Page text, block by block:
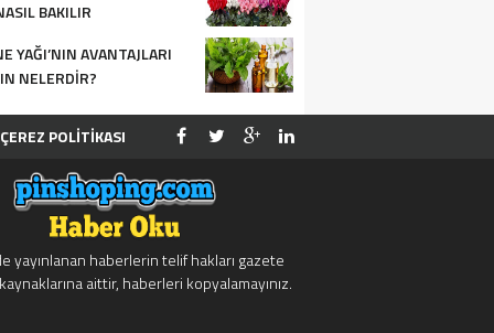
BAKILIR
YAĞI’NIN AVANTAJLARI
NELERDIR?
ÇEREZ POLİTİKASI
yayınlanan haberlerin telif hakları gazete
aittir, haberleri kopyalamayınız.